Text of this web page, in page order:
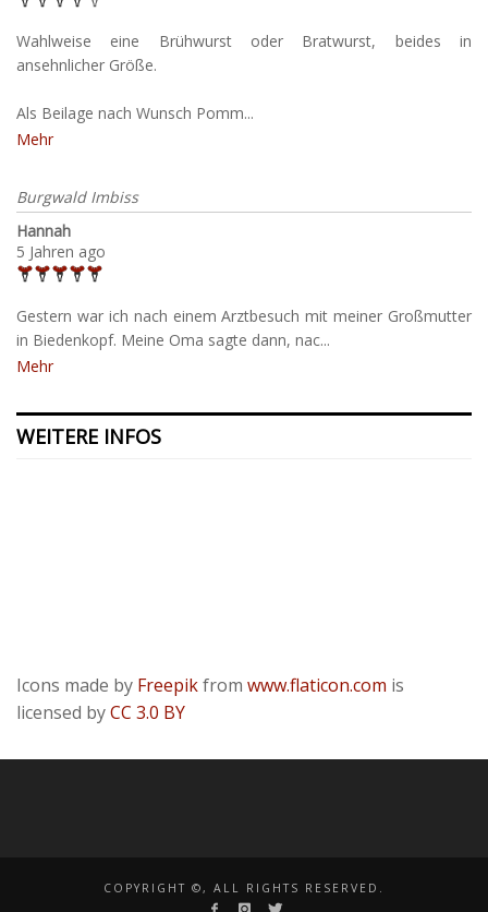
Wahlweise eine Brühwurst oder Bratwurst, beides in
ansehnlicher Größe.
Als Beilage nach Wunsch Pomm...
Mehr
Burgwald Imbiss
Hannah
5 Jahren ago
Gestern war ich nach einem Arztbesuch mit meiner Großmutter
in Biedenkopf. Meine Oma sagte dann, nac...
Mehr
WEITERE INFOS
Icons made by Freepikfrom www.flaticon.com is
licensed byCC 3.0 BY
COPYRIGHT ©, ALL RIGHTS RESERVED.